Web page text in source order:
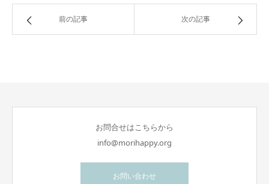
前の記事 次の記事
お問合せはこちらから
info@morihappy.org
お問い合わせ